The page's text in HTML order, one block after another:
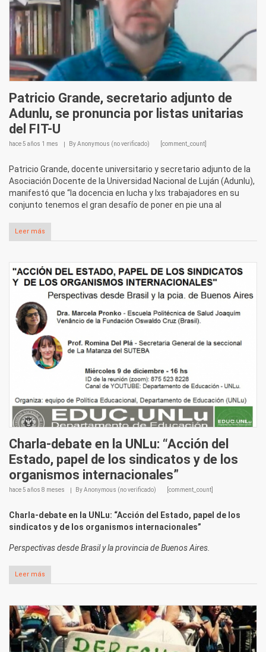
Patricio Grande, secretario adjunto de
Adunlu, se pronuncia por listas unitarias
del FIT-U
hace5 años 1 mes ByAnonymous (no verificado) [comment_count]
Patricio Grande, docente universitario y secretario adjunto de la
Asociación Docente de la Universidad Nacional de Luján (Adunlu),
manifestó que “la docencia en lucha y lxs trabajadores en su
conjunto tenemos el gran desafío de poner en pie una al
Leer más
Charla-debate en la UNLu: “Acción del
Estado, papel de los sindicatos y de los
organismos internacionales”
hace5 años 8 meses ByAnonymous (no verificado) [comment_count]
Charla-debate en la UNLu: “Acción del Estado, papel de los
sindicatos y de los organismos internacionales”
Perspectivas desde Brasil y la provincia de Buenos Aires.
Leer más